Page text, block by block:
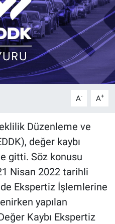
A- A+
Düzenleme ve
değer kaybı
gitti. Söz konusu
Nisan 2022 tarihli
Ekspertiz İşlemlerine
yapılan
Kaybı Ekspertiz